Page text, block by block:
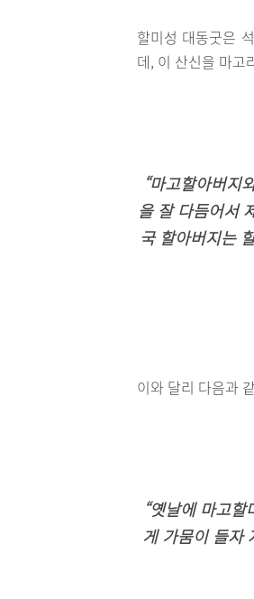
할미성 대동굿은
데, 이 산신을 마고
“마고할아버지
을 잘 다듬어서
국 할아버지는
이와 달리 다음과
“옛날에 마고
게 가뭄이 들자